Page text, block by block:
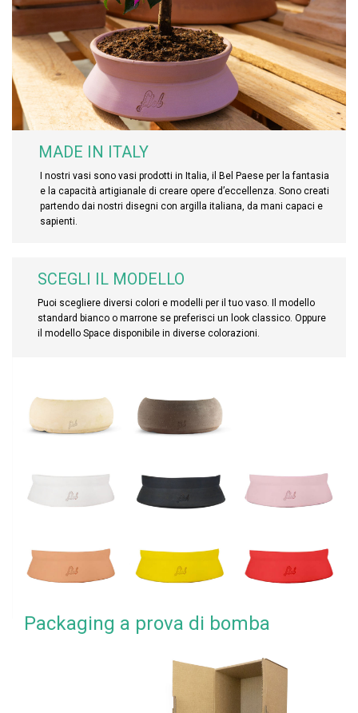
MADE IN ITALY
I nostri vasi sono vasi prodotti in Italia, il Bel Paese per la fantasia
e la capacità artigianale di creare opere d’eccellenza. Sono creati
partendo dai nostri disegni con argilla italiana, da mani capaci e
sapienti.
SCEGLI IL MODELLO
Puoi scegliere diversi colori e modelli per il tuo vaso. Il modello
standard bianco o marrone se preferisci un look classico. Oppure
il modello Space disponibile in diverse colorazioni.
Packaging a prova di bomba